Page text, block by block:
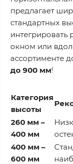
предлагает
стандартных
интегрировать
окном или
ассортименте
до 900 мм!
Категория
высоты
260 мм –
400 мм
400 мм –
600 мм